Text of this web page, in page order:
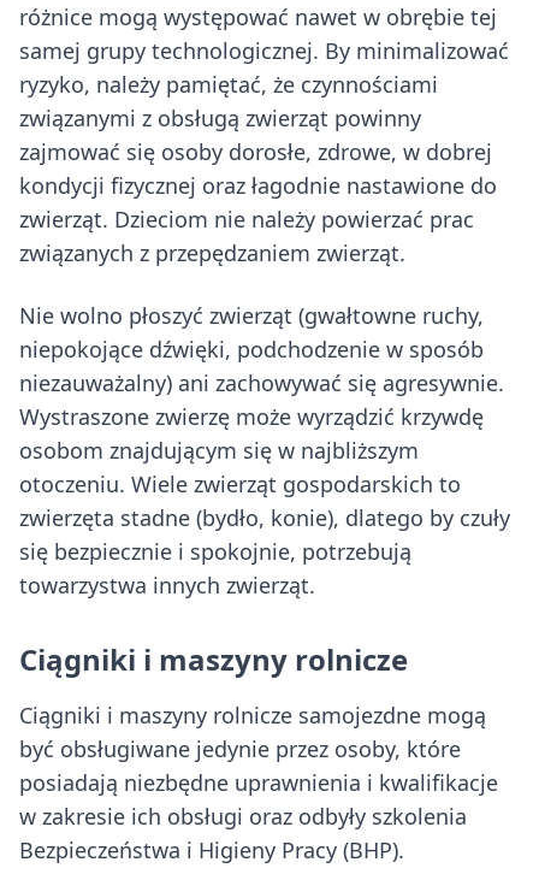
różnice mogą występować nawet w obrębie tej
samej grupy technologicznej. By minimalizować
ryzyko, należy pamiętać, że czynnościami
związanymi z obsługą zwierząt powinny
zajmować się osoby dorosłe, zdrowe, w dobrej
kondycji fizycznej oraz łagodnie nastawione do
zwierząt. Dzieciom nie należy powierzać prac
związanych z przepędzaniem zwierząt.
Nie wolno płoszyć zwierząt (gwałtowne ruchy,
niepokojące dźwięki, podchodzenie w sposób
niezauważalny) ani zachowywać się agresywnie.
Wystraszone zwierzę może wyrządzić krzywdę
osobom znajdującym się w najbliższym
otoczeniu. Wiele zwierząt gospodarskich to
zwierzęta stadne (bydło, konie), dlatego by czuły
się bezpiecznie i spokojnie, potrzebują
towarzystwa innych zwierząt.
Ciągniki i maszyny rolnicze
Ciągniki i maszyny rolnicze samojezdne mogą
być obsługiwane jedynie przez osoby, które
posiadają niezbędne uprawnienia i kwalifikacje
w zakresie ich obsługi oraz odbyły szkolenia
Bezpieczeństwa i Higieny Pracy (BHP).